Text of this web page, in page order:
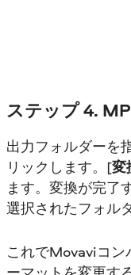
ステップ 4.
出力フォルダーを
リックします。[変
ます。変換が完了
選択されたフォル
これでMovaviコン